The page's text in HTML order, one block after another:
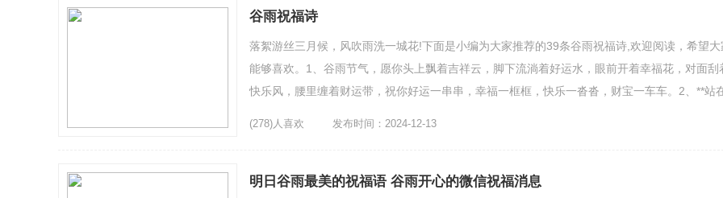
谷雨祝福诗
落絮游丝三月候，风吹雨洗一城花!下面是小编为大家推荐的39条谷雨祝福诗,欢迎阅读，希望大
能够喜欢。1、谷雨节气，愿你头上飘着吉祥云，脚下流淌着好运水，眼前开着幸福花，对面刮
快乐风，腰里缠着财运带，祝你好运一串串，幸福一框框，快乐一沓沓，财宝一车车。2、**站
(278)人喜欢 发布时间：2024-12-13
明日谷雨最美的祝福语 谷雨开心的微信祝福消息